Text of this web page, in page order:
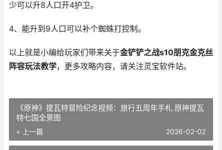
少可以升8人口开4护卫。
4、能升到9人口可以补个蜘蛛打控制。
以上就是小编给玩家们带来关于金铲铲之战s10朋克金克丝
阵容玩法教学，更多攻略内容，请关注灵宝软件站。
《原神》提瓦特冒险纪念视频：旅行五周年手札 原神提瓦
特七国全景图
« 上一篇 2026-02-02